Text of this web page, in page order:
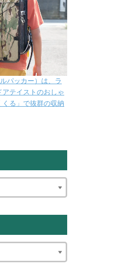
パッカー）は、ラ
アテイストのおしゃ
る」で抜群の収納